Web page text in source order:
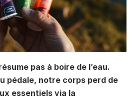
pas à boire de l’eau.
pédale, notre corps perd de
essentiels via la